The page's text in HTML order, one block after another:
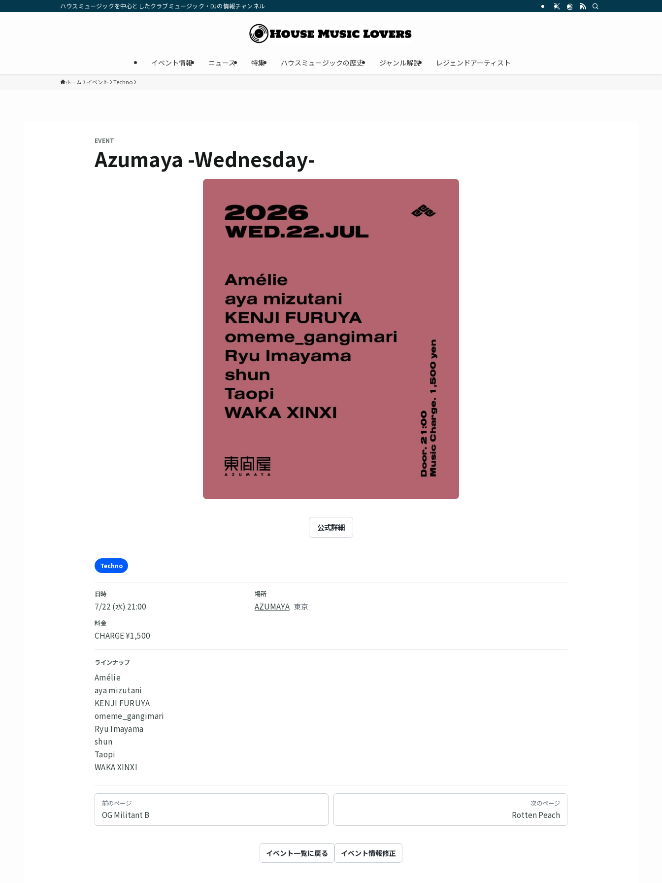
ハウスミュージックを中心としたクラブミュージック・DJの情報チャンネル
イベント情報 ニュース 特集 ハウスミュージックの歴史 ジャンル解説 レジェンドアーティスト
ホーム イベント Techno
EVENT
Azumaya -Wednesday-
公式詳細
Techno
日時
7/22 (水) 21:00
場所
AZUMAYA 東京
料金
CHARGE ¥1,500
ラインナップ
Amélie
aya mizutani
KENJI FURUYA
omeme_gangimari
Ryu Imayama
shun
Taopi
WAKA XINXI
前のページ
OG Militant B
次のページ
Rotten Peach
イベント一覧に戻る イベント情報修正